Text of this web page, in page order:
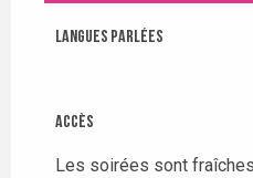
Langues parlées
Langues parlées
Accès
Accès
Les soirées sont